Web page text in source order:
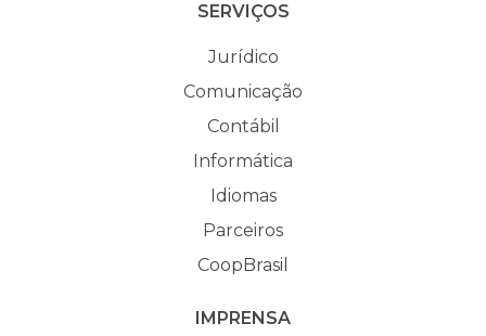
SERVIÇOS
Jurídico
Comunicação
Contábil
Informática
Idiomas
Parceiros
CoopBrasil
IMPRENSA